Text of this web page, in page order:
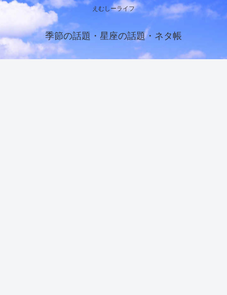
えむしーライフ
季節の話題・星座の話題・ネタ帳